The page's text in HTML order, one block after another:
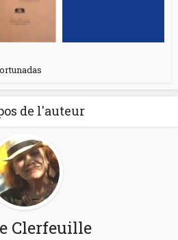
de l'auteur
Clerfeuille